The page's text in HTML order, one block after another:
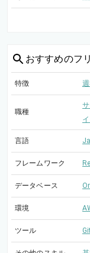
おすすめのフ
特徴
職種
言語
フレームワーク
データベース
環境
ツール